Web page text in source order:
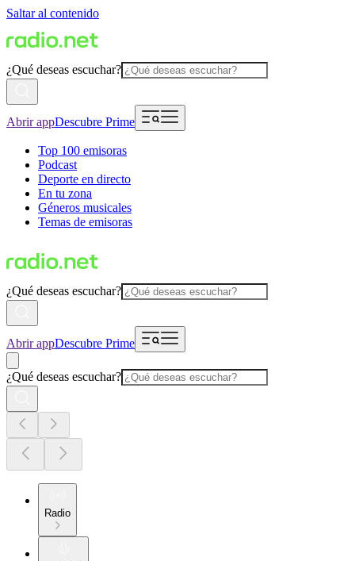
Saltar al contenido
¿Qué deseas escuchar?
Abrir appDescubre Prime
Top 100 emisoras
Podcast
Deporte en directo
En tu zona
Géneros musicales
Temas de emisoras
¿Qué deseas escuchar?
Abrir appDescubre Prime
¿Qué deseas escuchar?
Radio